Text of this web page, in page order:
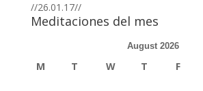
//26.01.17//
Meditaciones del mes
August 2026
M T W T F